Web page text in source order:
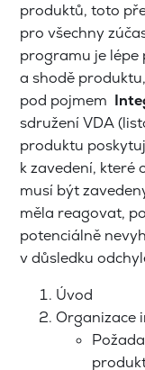
produktů, toto
pro všechny
programu je lépe
a shodě
pod pojmem
sdružení VDA
produktu
k zavedení, které
musí být
měla reagovat,
potenciálně
v důsledku
Úvod
Organizace